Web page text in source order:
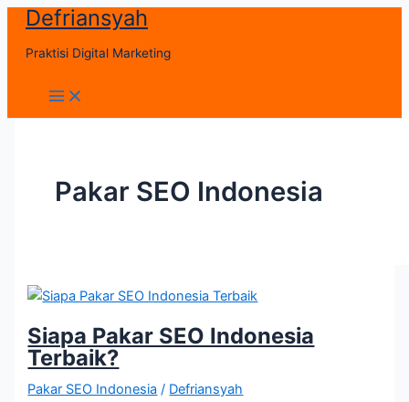
Skip
content
Defriansyah
Praktisi Digital Marketing
Main
Menu
Pakar SEO Indonesia
Siapa Pakar SEO Indonesia
Terbaik?
Pakar SEO Indonesia / Defriansyah